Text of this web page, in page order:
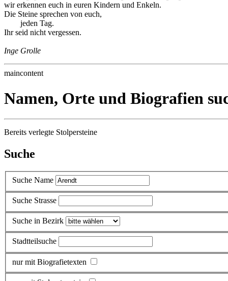
wir erkennen euch in euren Kindern und Enkeln.
Die Steine sprechen von euch,
jeden Tag.
Ihr seid nicht vergessen.
Inge Grolle
maincontent
Namen, Orte und Biografien
Bereits verlegte Stolpersteine
Suche
Suche Name
Suche Strasse
Suche in Bezirk
Stadtteilsuche
nur mit Biografietexten